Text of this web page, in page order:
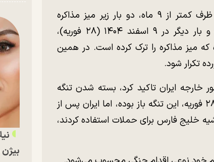
سخنگوی وزارت خارجه همچنین تاکید کرد، آمریکا ظرف کمتر از ۹ ماه، دو بار زیر میز مذاکره
هسته‌ای زده است. واشنگتن در اوایل سال گذشته و بار دیگر در ۹ اسفند ۱۴۰۴ (۲۸ فوریه)،
که میز مذاکره را ترک کرده است. در همین
تکرار شود.
ایران تاکید کرد، بسته شدن تنگه
هرمز تقصیر آمریکا است، نه ایران. او گفت پیش از ۲۸ فوریه، این تنگه باز بوده، اما ایران پس از
خلیج فارس برای حملات استفاده کردند،